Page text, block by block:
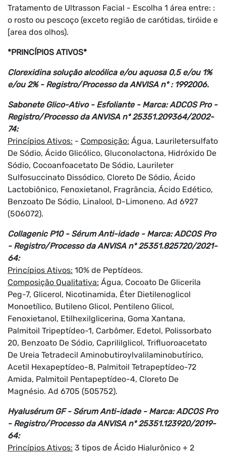
Tratamento de Ultrasson Facial - Escolha 1 área entre: :
o rosto ou pescoço (exceto região de carótidas, tiróide e
[area dos olhos).
*PRINCÍPIOS ATIVOS*
Clorexidina solução alcoólica e/ou aquosa 0,5 e/ou 1%
e/ou 2% - Registro/Processo da ANVISA nº : 1992006.
Sabonete Glico-Ativo - Esfoliante - Marca: ADCOS Pro -
Registro/Processo da ANVISA nº 25351.209364/2002-
74:
Princípios Ativos: - Composição: Água, Lauriletersulfato
De Sódio, Ácido Glicólico, Gluconolactona, Hidróxido De
Sódio, Cocoanfoacetato De Sódio, Laurileter
Sulfosuccinato Dissódico, Cloreto De Sódio, Ácido
Lactobiônico, Fenoxietanol, Fragrância, Ácido Edético,
Benzoato De Sódio, Linalool, D-Limoneno. Ad 6927
(506072).
Collagenic P10 - Sérum Anti-idade - Marca: ADCOS Pro
- Registro/Processo da ANVISA nº 25351.825720/2021-
64:
Princípios Ativos: 10% de Peptídeos.
Composição Qualitativa: Água, Cocoato De Glicerila
Peg-7, Glicerol, Nicotinamida, Éter Dietilenoglicol
Monoetílico, Butileno Glicol, Pentileno Glicol,
Fenoxietanol, Etilhexilglicerina, Goma Xantana,
Palmitoil Tripeptídeo-1, Carbômer, Edetol, Polissorbato
20, Benzoato De Sódio, Caprililglicol, Trifluoroacetato
De Ureia Tetradecil Aminobutiroylvalilaminobutírico,
Acetil Hexapeptídeo-8, Palmitoil Tetrapeptídeo-72
Amida, Palmitoil Pentapeptídeo-4, Cloreto De
Magnésio. Ad 6705 (505752).
Hyalusérum GF - Sérum Anti-idade - Marca: ADCOS Pro
- Registro/Processo da ANVISA nº 25351.123920/2019-
64:
Princípios Ativos: 3 tipos de Ácido Hialurônico + 2